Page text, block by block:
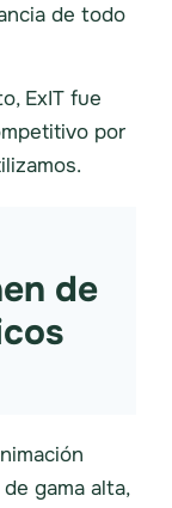
de todo
ExIT fue
por
de
gama alta,